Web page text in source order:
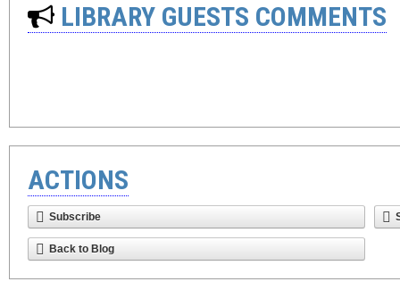
LIBRARY GUESTS COMMENTS
ACTIONS
Subscribe
Back to Blog